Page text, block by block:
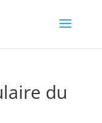
du